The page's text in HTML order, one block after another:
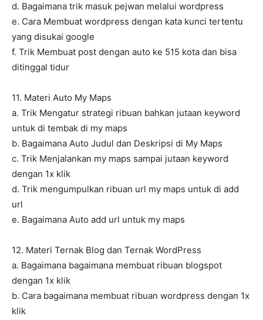
d. Bagaimana trik masuk pejwan melalui wordpress
e. Cara Membuat wordpress dengan kata kunci tertentu
yang disukai google
f. Trik Membuat post dengan auto ke 515 kota dan bisa
ditinggal tidur
11. Materi Auto My Maps
a. Trik Mengatur strategi ribuan bahkan jutaan keyword
untuk di tembak di my maps
b. Bagaimana Auto Judul dan Deskripsi di My Maps
c. Trik Menjalankan my maps sampai jutaan keyword
dengan 1x klik
d. Trik mengumpulkan ribuan url my maps untuk di add
url
e. Bagaimana Auto add url untuk my maps
12. Materi Ternak Blog dan Ternak WordPress
a. Bagaimana bagaimana membuat ribuan blogspot
dengan 1x klik
b. Cara bagaimana membuat ribuan wordpress dengan 1x
klik